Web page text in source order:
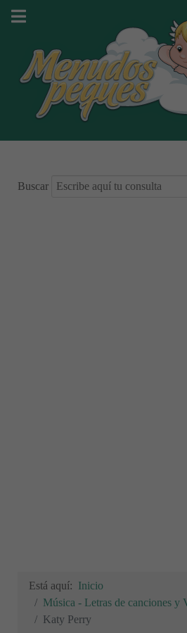
Buscar
Está aquí: Inicio
Música - Letras de canciones y
Katy Perry